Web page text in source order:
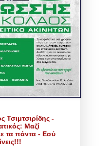
Τσιμτσιρίδης -
Μαζί
τα πάντα - Εσύ